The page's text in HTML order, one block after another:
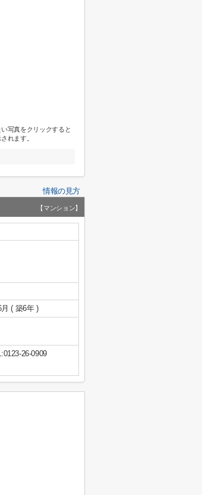
写真をクリックすると
れます。
情報の見方
【マンション】
( 築6年 )
26-0909